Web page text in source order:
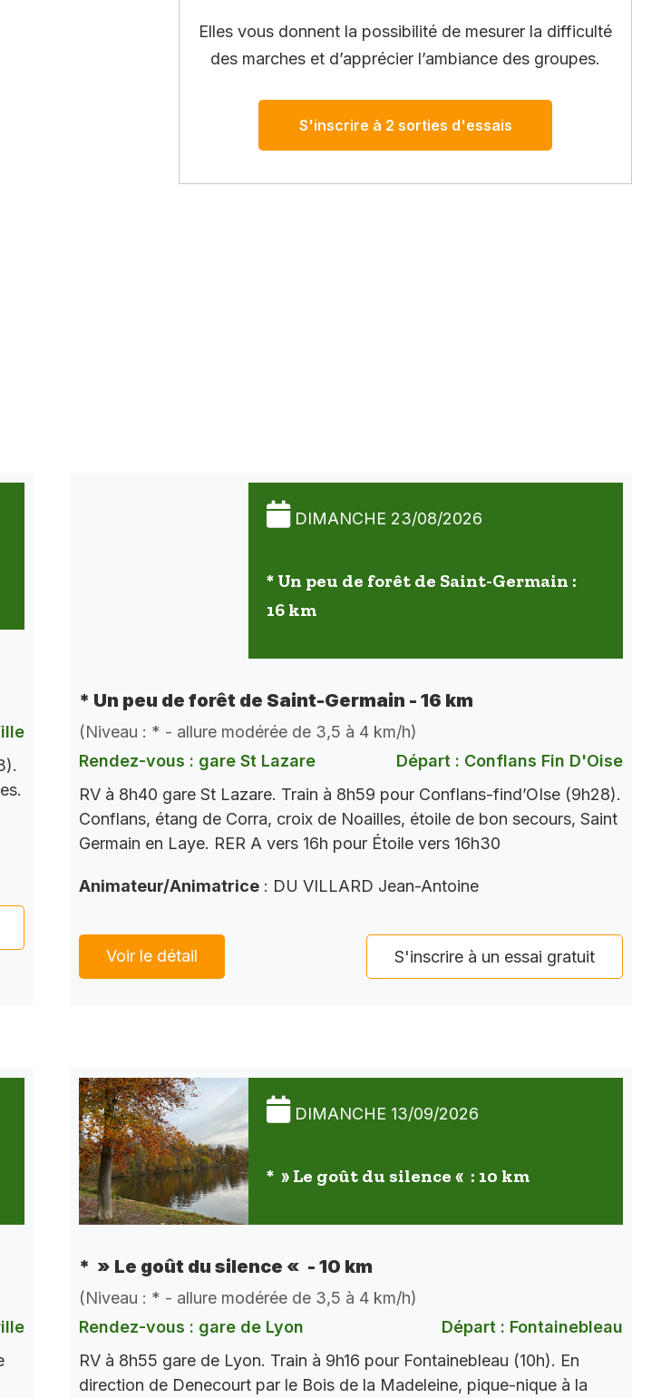
Elles vous donnent la possibilité de mesurer la difficulté
des marches et d’apprécier l’ambiance des groupes.
S'inscrire à 2 sorties d'essais
DIMANCHE 23/08/2026
* Un peu de forêt de Saint-Germain :
16 km
* Un peu de forêt de Saint-Germain - 16 km
(Niveau : * - allure modérée de 3,5 à 4 km/h)
Rendez-vous : gare St Lazare
Départ : Conflans Fin D'Oise
RV à 8h40 gare St Lazare. Train à 8h59 pour Conflans-find’OIse (9h28).
Conflans, étang de Corra, croix de Noailles, étoile de bon secours, Saint
Germain en Laye. RER A vers 16h pour Étoile vers 16h30
Animateur/Animatrice : DU VILLARD Jean-Antoine
Voir le détail S'inscrire à un essai gratuit
DIMANCHE 13/09/2026
* » Le goût du silence « : 10 km
* » Le goût du silence « - 10 km
(Niveau : * - allure modérée de 3,5 à 4 km/h)
Rendez-vous : gare de Lyon
Départ : Fontainebleau
RV à 8h55 gare de Lyon. Train à 9h16 pour Fontainebleau (10h). En
direction de Denecourt par le Bois de la Madeleine, pique-nique à la